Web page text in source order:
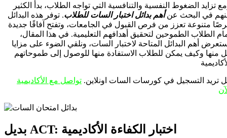
تزايد الضغوط النفسية والتنافسية التي تواجه الطلاب، بدأ الكثير
في البحث عنأهم بدائل اختبار السات للطلاب. توفر هذه البدائل
متنوعة تعزز من فرص القبول في الجامعات، وتفتح آفاقًا جديدة
الطلاب الطموحين لتحقيق أهدافهم التعليمية. في هذا المقال،
أهم البدائل المتاحة لاختبار السات، ونلقي الضوء على مزايا
منها وكيف يمكن للطلاب الاستفادة منها للوصول إلى طموحاتهم
تريد التسجيل في كورسات السات اونلاين. تواصل مع الأكاديمية
بديل ACT: اختبار الكفاءة الأكاديمية